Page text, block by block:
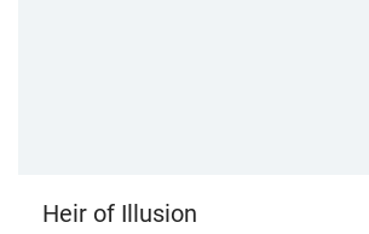
Heir of Illusion